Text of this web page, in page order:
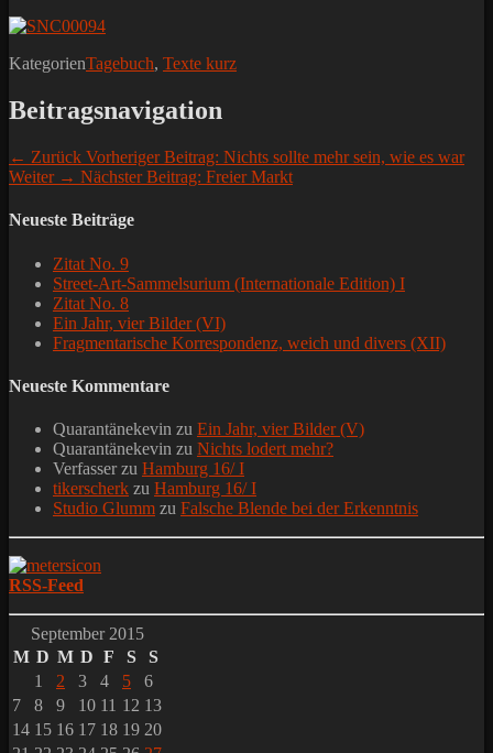
KategorienTagebuch, Texte kurz
Beitragsnavigation
← Zurück Vorheriger Beitrag: Nichts sollte mehr sein, wie es war
Weiter → Nächster Beitrag: Freier Markt
Neueste Beiträge
Zitat No. 9
Street-Art-Sammelsurium (Internationale Edition) I
Zitat No. 8
Ein Jahr, vier Bilder (VI)
Fragmentarische Korrespondenz, weich und divers (XII)
Neueste Kommentare
Quarantänekevin zu Ein Jahr, vier Bilder (V)
Quarantänekevin zu Nichts lodert mehr?
Verfasserzu Hamburg 16/ I
tikerscherk zu Hamburg 16/ I
Studio Glumm zu Falsche Blende bei der Erkenntnis
RSS-Feed
September 2015
M D M D F S
S
1
2 3 4 5
6
7
8 9 10 11 12 13
14 15 16 17 18 19 20